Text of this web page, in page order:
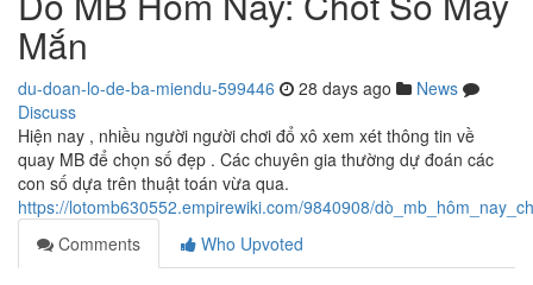
Mắn
du-doan-lo-de-ba-miendu-599446 28 days ago
News
Discuss
Hiện nay , nhiều người người chơi đổ xô xem xét thông tin về
quay MB để chọn số đẹp . Các chuyên gia thường dự đoán các
con số dựa trên thuật toán vừa qua.
https://lotomb630552.empirewiki.com/9840908/
Comments
Who Upvoted